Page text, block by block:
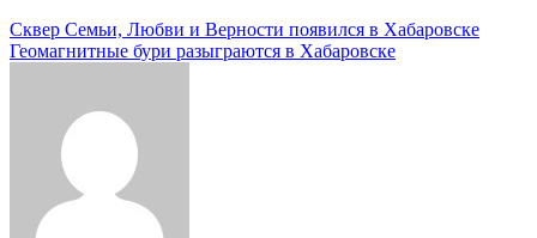
Навигация
по
Сквер Семьи, Любви и Верности появился в Хабаровске
Геомагнитные бури разыграются в Хабаровске